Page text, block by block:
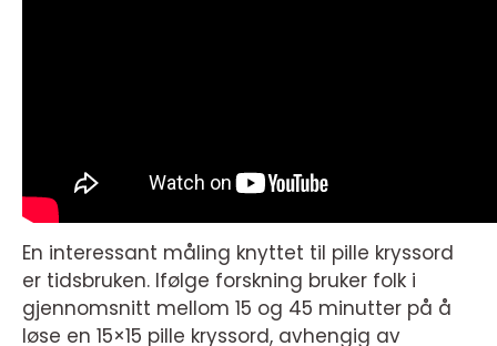
En interessant måling knyttet til pille kryssord
er tidsbruken. Ifølge forskning bruker folk i
gjennomsnitt mellom 15 og 45 minutter på å
løse en 15×15 pille kryssord, avhengig av